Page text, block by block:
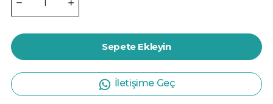
Sepete Ekleyin
İletişime Geç